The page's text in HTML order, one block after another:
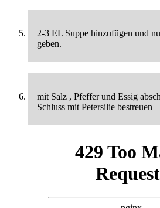
2-3 EL Suppe hinzufügen und
geben.
mit Salz , Pfeffer und Essig
Schluss mit Petersilie bestreuen